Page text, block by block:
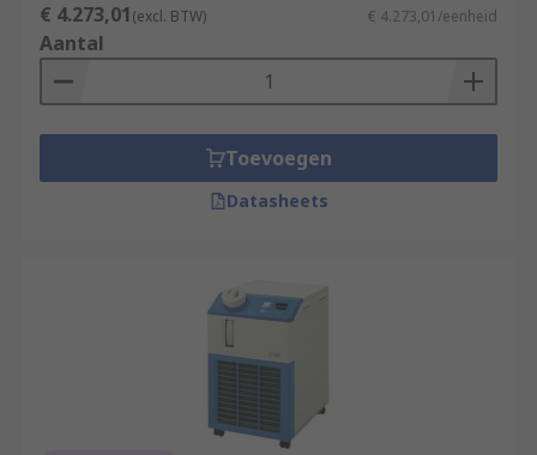
€ 4.273,01(excl. BTW) € 4.273,01/eenheid
Aantal
Toevoegen
Datasheets